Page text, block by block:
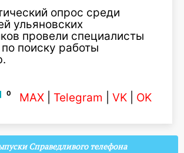
опрос среди
ульяновских
провели специалисты
поиску работы
0 MAX Telegram VK OK
Справедливого телефона